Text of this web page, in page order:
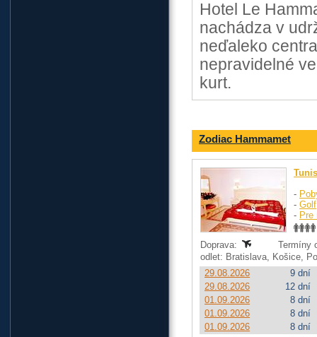
Hotel Le
nachádza v
neďaleko
nepravidelné
kurt.
Zodiac Hammamet
-
- Golf
- Pre
Doprava:
Termíny
odlet: Bratislava, Košice,
29.08.2026
9 dní
29.08.2026
12 dní
01.09.2026
8 dní
01.09.2026
8 dní
01.09.2026
8 dní